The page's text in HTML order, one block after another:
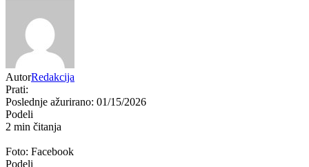
AutorRedakcija
Prati:
Poslednje ažurirano: 01/15/2026
Podeli
2 min čitanja
Foto: Facebook
Podeli